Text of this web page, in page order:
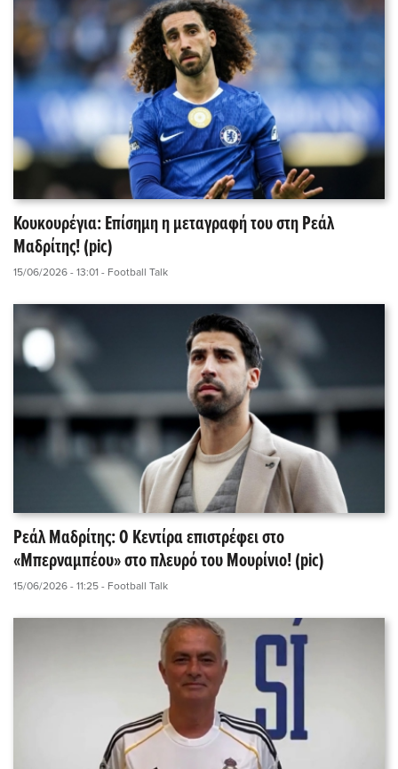
Κουκουρέγια: Επίσημη η μεταγραφή του στη Ρεάλ
Μαδρίτης! (pic)
15/06/2026 - 13:01 - Football Talk
Ρεάλ Μαδρίτης: Ο Κεντίρα επιστρέφει στο
«Μπερναμπέου» στο πλευρό του Μουρίνιο! (pic)
15/06/2026 - 11:25 - Football Talk